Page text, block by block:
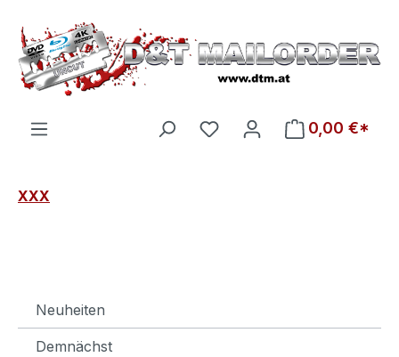
Zum Hauptinhalt springen
Du hast 0 Produkte auf
0,00 €*
XXX
Neuheiten
Demnächst